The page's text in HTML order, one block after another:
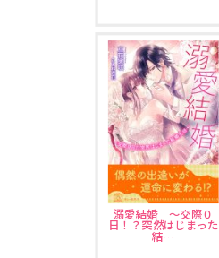
溺愛結婚 〜交際０
日！？突然はじまった
結…